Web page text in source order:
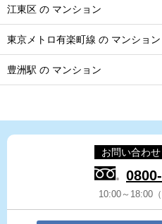
江東区 の マンション
東京メトロ有楽町線 の マンション
豊洲駅 の マンション
お問い合わせ
10:00～18:00